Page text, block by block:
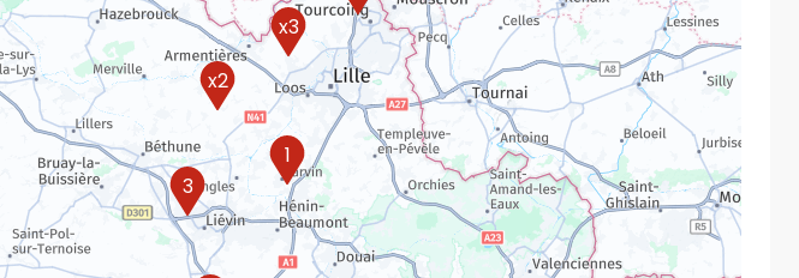
3
x3
1
x2